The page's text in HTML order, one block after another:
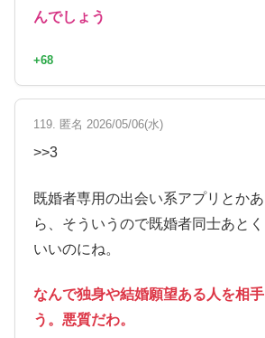
んでしょう
+68
119. 匿名 2026/05/06(水)
>>3
既婚者専用の出会い系アプリとか
ら、そういうので既婚者同士あと
いいのにね。
なんで独身や結婚願望ある人を相
う。悪質だわ。